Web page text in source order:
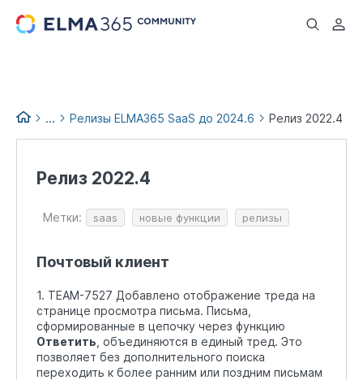
...
... Релизы ELMA365 SaaS до 2024.6 Релиз 2022.4
Релиз 2022.4
Метки: saas новые функции релизы
Почтовый клиент
1. TEAM-7527 Добавлено отображение треда на
странице просмотра письма. Письма,
сформированные в цепочку через функцию
Ответить , объединяются в единый тред. Это
позволяет без дополнительного поиска
переходить к более ранним или поздним письмам